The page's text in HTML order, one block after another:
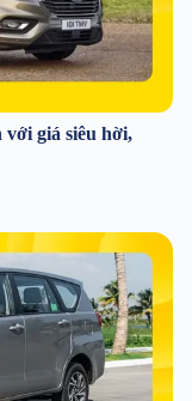
với giá siêu hời,